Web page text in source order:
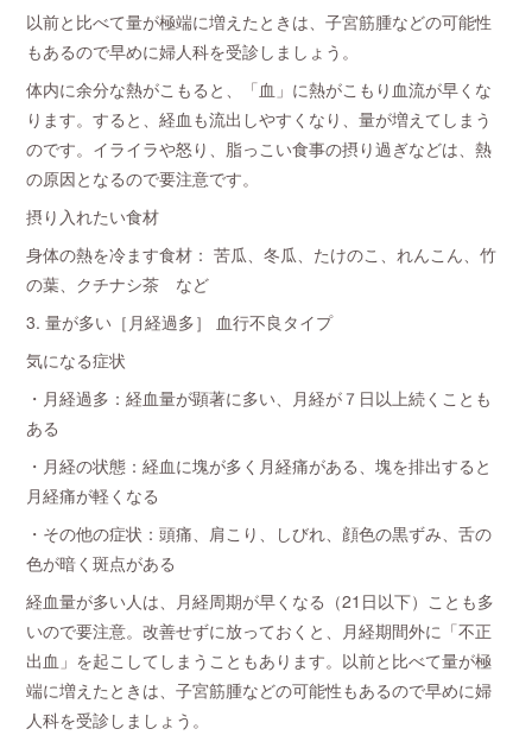
以前と比べて量が極端に増えたときは、子宮筋腫などの可能性
もあるので早めに婦人科を受診しましょう。
体内に余分な熱がこもると、「血」に熱がこもり血流が早くな
ります。すると、経血も流出しやすくなり、量が増えてしまう
のです。イライラや怒り、脂っこい食事の摂り過ぎなどは、熱
の原因となるので要注意です。
摂り入れたい食材
身体の熱を冷ます食材： 苦瓜、冬瓜、たけのこ、れんこん、竹
の葉、クチナシ茶 など
3. 量が多い［月経過多］ 血行不良タイプ
気になる症状
・月経過多：経血量が顕著に多い、月経が７日以上続くことも
ある
・月経の状態：経血に塊が多く月経痛がある、塊を排出すると
月経痛が軽くなる
・その他の症状：頭痛、肩こり、しびれ、顔色の黒ずみ、舌の
色が暗く斑点がある
経血量が多い人は、月経周期が早くなる（21日以下）ことも多
いので要注意。改善せずに放っておくと、月経期間外に「不正
出血」を起こしてしまうこともあります。以前と比べて量が極
端に増えたときは、子宮筋腫などの可能性もあるので早めに婦
人科を受診しましょう。